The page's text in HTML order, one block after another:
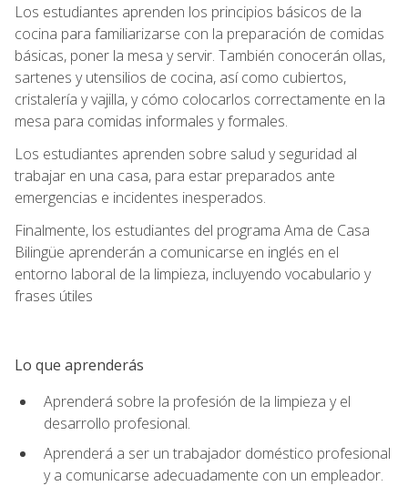
Los estudiantes aprenden los principios básicos de la
cocina para familiarizarse con la preparación de comidas
básicas, poner la mesa y servir. También conocerán ollas,
sartenes y utensilios de cocina, así como cubiertos,
cristalería y vajilla, y cómo colocarlos correctamente en la
mesa para comidas informales y formales.
Los estudiantes aprenden sobre salud y seguridad al
trabajar en una casa, para estar preparados ante
emergencias e incidentes inesperados.
Finalmente, los estudiantes del programa Ama de Casa
Bilingüe aprenderán a comunicarse en inglés en el
entorno laboral de la limpieza, incluyendo vocabulario y
frases útiles
Lo que aprenderás
Aprenderá sobre la profesión de la limpieza y el
desarrollo profesional.
Aprenderá a ser un trabajador doméstico profesional
y a comunicarse adecuadamente con un empleador.